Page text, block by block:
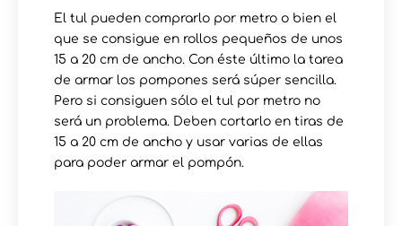
El tul pueden comprarlo por metro o bien el
que se consigue en rollos pequeños de unos
15 a 20 cm de ancho. Con éste último la tarea
de armar los pompones será súper sencilla.
Pero si consiguen sólo el tul por metro no
será un problema. Deben cortarlo en tiras de
15 a 20 cm de ancho y usar varias de ellas
para poder armar el pompón.